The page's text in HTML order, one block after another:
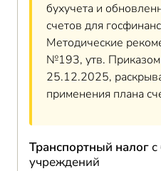
бухучета и
счетов для
Методические
№193, утв.
25.12.2025,
применения плана
Транспортный налог
учреждений